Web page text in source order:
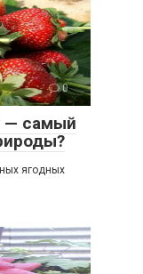
0
— самый
ягодных